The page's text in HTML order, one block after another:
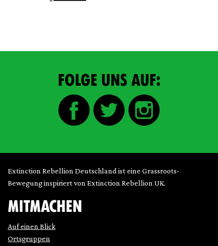
FOLGE UNS AUF:
Extinction Rebellion Deutschland ist eine Grassroots-
Bewegung inspiriert von Extinction Rebellion UK.
MITMACHEN
Auf einen Blick
Ortsgruppen